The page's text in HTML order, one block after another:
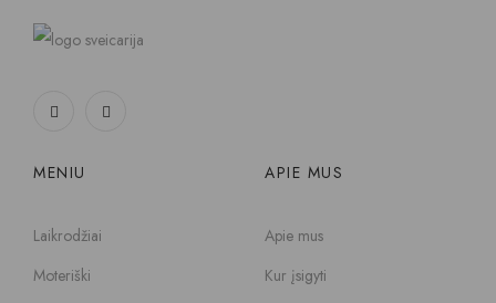
MENIU
Laikrodžiai
Moteriški
APIE MUS
Apie mus
Kur įsigyti